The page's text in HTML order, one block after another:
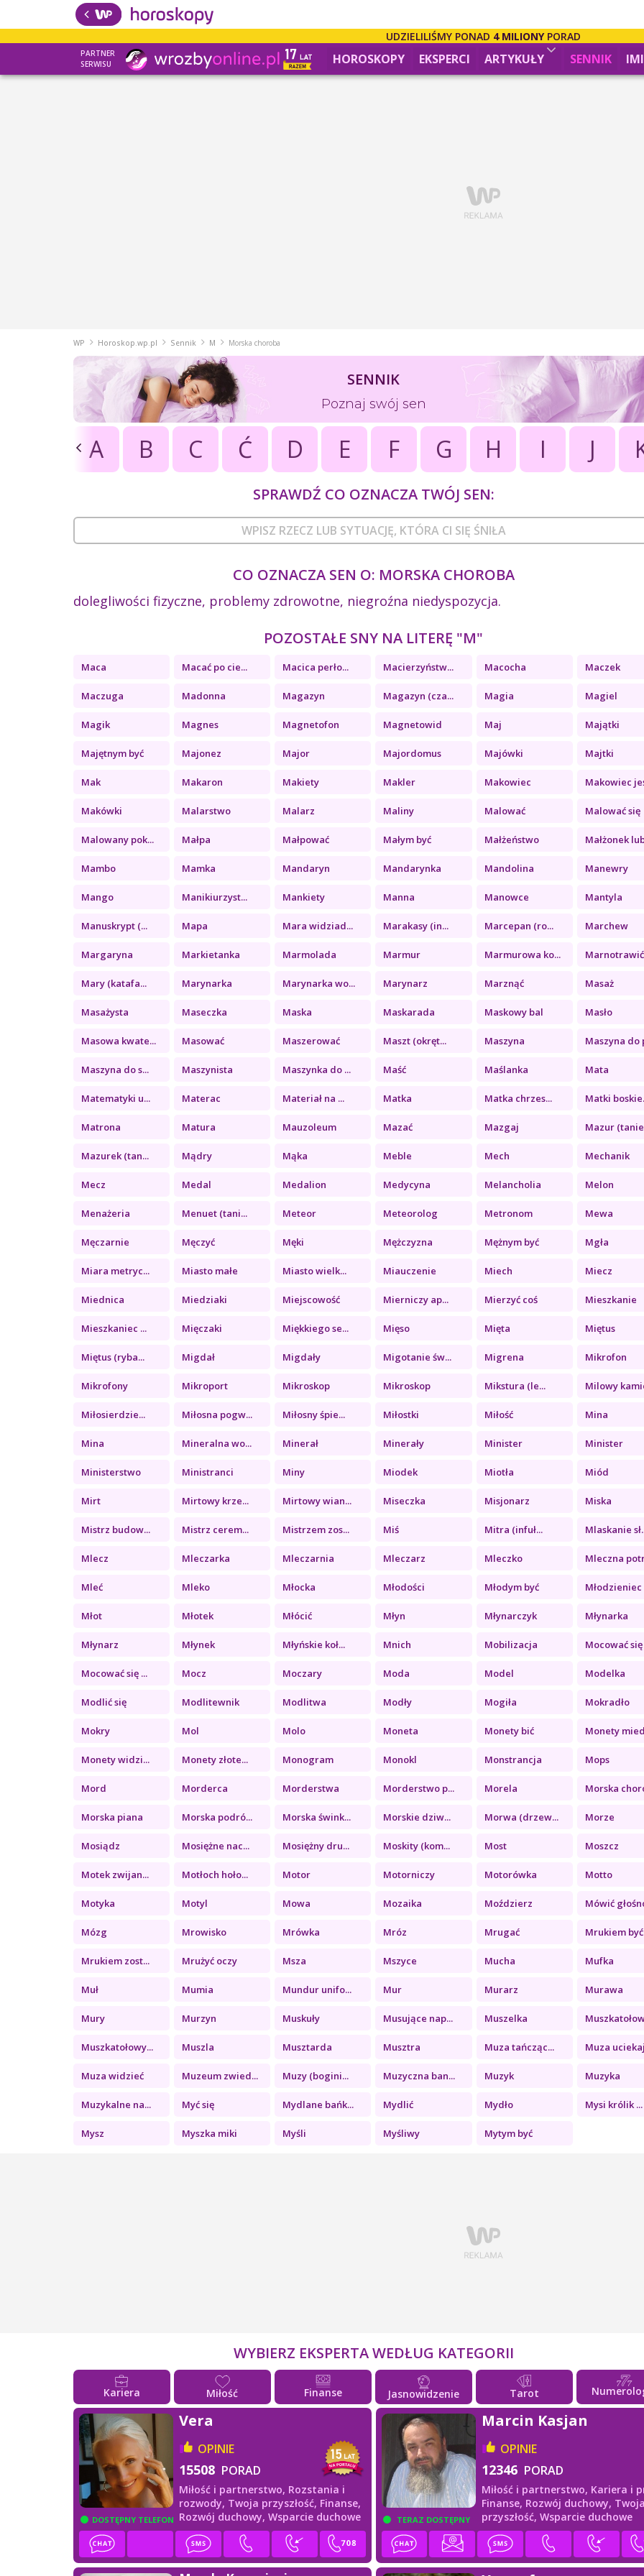
UDZIELILIŚMY PONAD 4 MILIONYPORAD
PARTNER
SERWISU
HOROSKOPY EKSPERCI ARTYKUŁY SENNIK
WP Horoskop.wp.pl Sennik M Morska choroba
SENNIK
Poznaj swój sen
A B C Ć D E F G H I J
SPRAWDŹ CO OZNACZA TWÓJ SEN:
CO OZNACZA SEN O: MORSKA CHOROBA
dolegliwości fizyczne, problemy zdrowotne, niegroźna niedyspozycja.
POZOSTAŁE SNY NA LITERĘ "M"
Maca Macać po cie... Macica perło... Macierzyństw... Macocha Maczek
Maczuga Madonna Magazyn Magazyn (cza... Magia Magiel
Magik Magnes Magnetofon Magnetowid Maj Majątki
Majętnym być Majonez Major Majordomus Majówki Majtki
Mak Makaron Makiety Makler Makowiec Makowiec
Makówki Malarstwo Malarz Maliny Malować Malować się
Malowany pok... Małpa Małpować Małym być Małżeństwo Małżonek
Mambo Mamka Mandaryn Mandarynka Mandolina Manewry
Mango Manikiurzyst... Mankiety Manna Manowce Mantyla
Manuskrypt (... Mapa Mara widziad... Marakasy (in... Marcepan (ro... Marchew
Margaryna Markietanka Marmolada Marmur Marmurowa ko... Marnotrawić
Mary (katafa... Marynarka Marynarka wo... Marynarz Marznąć Masaż
Masażysta Maseczka Maska Maskarada Maskowy bal Masło
Masowa kwate... Masować Maszerować Maszt (okręt... Maszyna Maszyna do
Maszyna do s... Maszynista Maszynka do ... Maść Maślanka Mata
Matematyki u... Materac Materiał na ... Matka Matka chrzes... Matki
Matrona Matura Mauzoleum Mazać Mazgaj Mazur
Mazurek (tan... Mądry Mąka Meble Mech Mechanik
Mecz Medal Medalion Medycyna Melancholia Melon
Menażeria Menuet (tani... Meteor Meteorolog Metronom Mewa
Męczarnie Męczyć Męki Mężczyzna Mężnym być Mgła
Miara metryc... Miasto małe Miasto wielk... Miauczenie Miech Miecz
Miednica Miedziaki Miejscowość Mierniczy ap... Mierzyć coś Mieszkanie
Mieszkaniec ... Mięczaki Miękkiego se... Mięso Mięta Miętus
Miętus (ryba... Migdał Migdały Migotanie św... Migrena Mikrofon
Mikrofony Mikroport Mikroskop Mikroskop Mikstura (le... Milowy
Miłosierdzie... Miłosna pogw... Miłosny śpie... Miłostki Miłość Mina
Mina Mineralna wo... Minerał Minerały Minister Minister
Ministerstwo Ministranci Miny Miodek Miotła Miód
Mirt Mirtowy krze... Mirtowy wian... Miseczka Misjonarz Miska
Mistrz budow... Mistrz cerem... Mistrzem zos... Miś Mitra (infuł... Mlaskanie
Mlecz Mleczarka Mleczarnia Mleczarz Mleczko Mleczna
Mleć Mleko Młocka Młodości Młodym być Młodzieniec
Młot Młotek Młócić Młyn Młynarczyk Młynarka
Młynarz Młynek Młyńskie koł... Mnich Mobilizacja Mocować się
Mocować się ... Mocz Moczary Moda Model Modelka
Modlić się Modlitewnik Modlitwa Modły Mogiła Mokradło
Mokry Mol Molo Moneta Monety bić Monety
Monety widzi... Monety złote... Monogram Monokl Monstrancja Mops
Mord Morderca Morderstwa Morderstwo p... Morela Morska
Morska piana Morska podró... Morska śwink... Morskie dziw... Morwa (drzew... Morze
Mosiądz Mosiężne nac... Mosiężny dru... Moskity (kom... Most Moszcz
Motek zwijan... Motłoch hoło... Motor Motorniczy Motorówka Motto
Motyka Motyl Mowa Mozaika Moździerz Mówić
Mózg Mrowisko Mrówka Mróz Mrugać Mrukiem być
Mrukiem zost... Mrużyć oczy Msza Mszyce Mucha Mufka
Muł Mumia Mundur unifo... Mur Murarz Murawa
Mury Murzyn Muskuły Musujące nap... Muszelka
Muszkatołowy... Muszla Musztarda Musztra Muza tańcząc... Muza
Muza widzieć Muzeum zwied... Muzy (bogini... Muzyczna ban... Muzyk Muzyka
Muzykalne na... Myć się Mydlane bańk... Mydlić Mydło Mysi królik ...
Mysz Myszka miki Myśli Myśliwy Mytym być
WYBIERZ EKSPERTA WEDŁUG KATEGORII
Kariera Miłość Finanse Jasnowidzenie Tarot
DOSTĘPNY TELEFON
Vera
OPINIE
15508 PORAD
Miłość i partnerstwo, Rozstania i
rozwody, Twoja przyszłość, Finanse,
Rozwój duchowy,Wsparcie duchowe TERAZ DOSTĘPNY
Marcin Kasjan
OPINIE
12346 PORAD
Miłość i partnerstwo, Kariera i
Finanse, Rozwój duchowy, Twoja
przyszłość, Wsparcie duchowe